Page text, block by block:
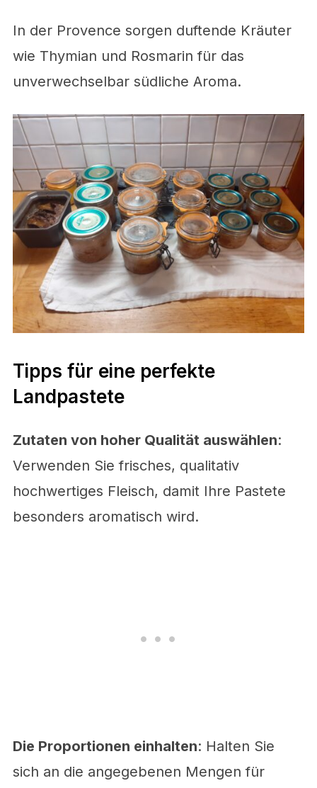
In der Provence sorgen duftende Kräuter
wie Thymian und Rosmarin für das
unverwechselbar südliche Aroma.
Tipps für eine perfekte
Landpastete
Zutaten von hoher Qualität auswählen:
Verwenden Sie frisches, qualitativ
hochwertiges Fleisch, damit Ihre Pastete
besonders aromatisch wird.
Die Proportionen einhalten: Halten Sie
sich an die angegebenen Mengen für